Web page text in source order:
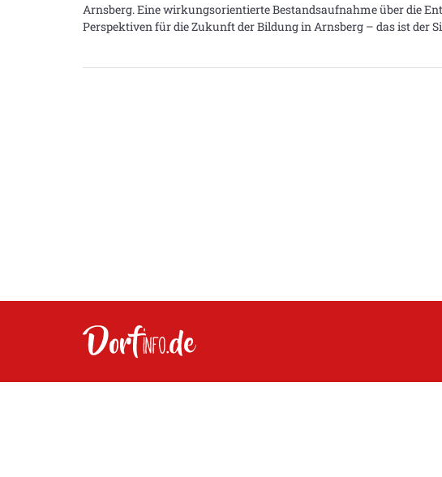
Arnsberg. Eine wirkungsorientierte Bestandsaufnahme über die
Perspektiven für die Zukunft der Bildung in Arnsberg – das ist der